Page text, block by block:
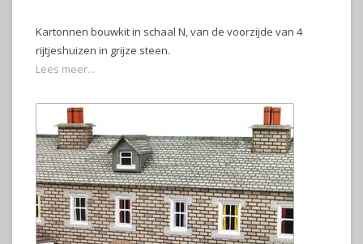
Kartonnen bouwkit in schaal N, van de voorzijde van 4
rijtjeshuizen in grijze steen.
Lees meer...